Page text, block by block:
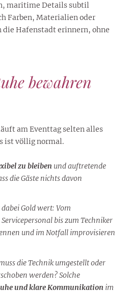
maritime Details subtil
Farben, Materialien oder
die Hafenstadt erinnern, ohne
bewahren
am Eventtag selten alles
ist völlig normal.
zu bleiben und auftretende
die Gäste nichts davon
dabei Gold wert: Vom
bis zum Techniker
und im Notfall improvisieren
die Technik umgestellt oder
werden? Solche
und klare Kommunikation im